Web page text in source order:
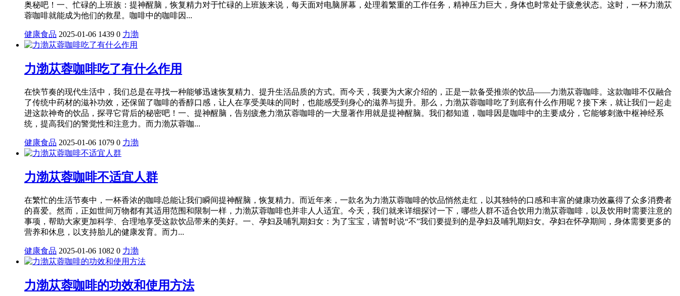
奥秘吧！一、忙碌的上班族：提神醒脑，恢复精力对于忙碌的上班族来说，每天面对电脑屏幕，处理着繁重的工作任务，精神压力巨大，身体也时常处于疲惫状态。这时，一杯力渤苁
蓉咖啡就能成为他们的救星。咖啡中的咖啡因...
健康食品 2025-01-06 1439 0 力渤
力渤苁蓉咖啡吃了有什么作用
在快节奏的现代生活中，我们总是在寻找一种能够迅速恢复精力、提升生活品质的方式。而今天，我要为大家介绍的，正是一款备受推崇的饮品——力渤苁蓉咖啡。这款咖啡不仅融合
了传统中药材的滋补功效，还保留了咖啡的香醇口感，让人在享受美味的同时，也能感受到身心的滋养与提升。那么，力渤苁蓉咖啡吃了到底有什么作用呢？接下来，就让我们一起走
进这款神奇的饮品，探寻它背后的秘密吧！一、提神醒脑，告别疲惫力渤苁蓉咖啡的一大显著作用就是提神醒脑。我们都知道，咖啡因是咖啡中的主要成分，它能够刺激中枢神经系
统，提高我们的警觉性和注意力。而力渤苁蓉咖...
健康食品 2025-01-06 1079 0 力渤
力渤苁蓉咖啡不适宜人群
在繁忙的生活节奏中，一杯香浓的咖啡总能让我们瞬间提神醒脑，恢复精力。而近年来，一款名为力渤苁蓉咖啡的饮品悄然走红，以其独特的口感和丰富的健康功效赢得了众多消费者
的喜爱。然而，正如世间万物都有其适用范围和限制一样，力渤苁蓉咖啡也并非人人适宜。今天，我们就来详细探讨一下，哪些人群不适合饮用力渤苁蓉咖啡，以及饮用时需要注意的
事项，帮助大家更加科学、合理地享受这款饮品带来的美好。一、孕妇及哺乳期妇女：为了宝宝，请暂时说“不”我们要提到的是孕妇及哺乳期妇女。孕妇在怀孕期间，身体需要更多的
营养和休息，以支持胎儿的健康发育。而力...
健康食品 2025-01-06 1082 0 力渤
力渤苁蓉咖啡的功效和使用方法